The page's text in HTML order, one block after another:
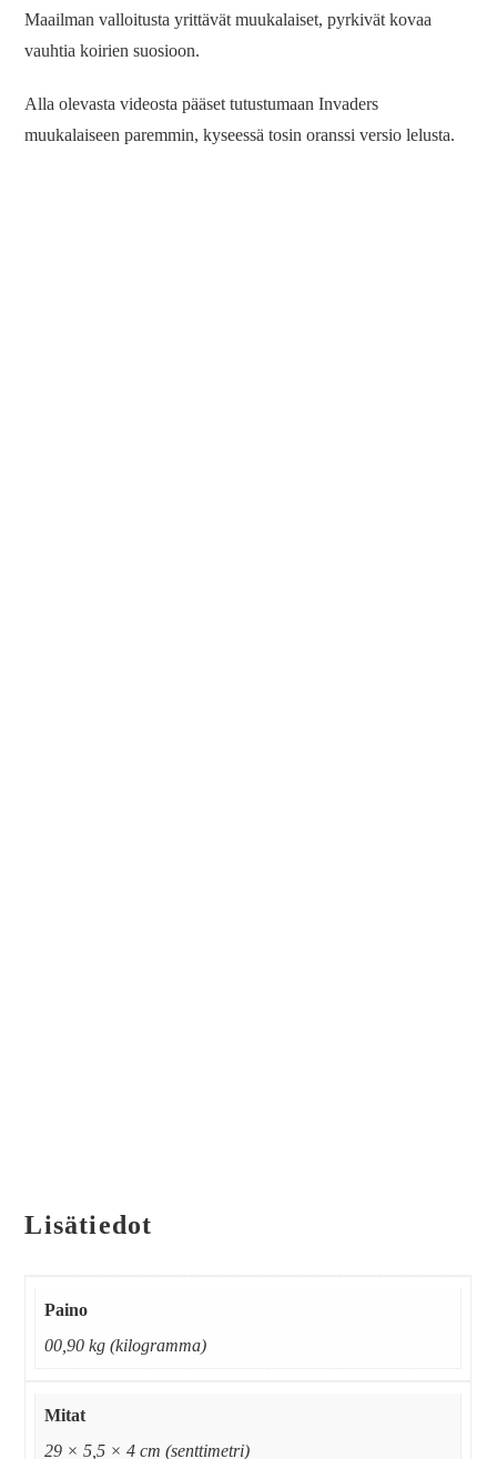
Maailman valloitusta yrittävät muukalaiset, pyrkivät kovaa
vauhtia koirien suosioon.
Alla olevasta videosta pääset tutustumaan Invaders
muukalaiseen paremmin, kyseessä tosin oranssi versio lelusta.
Lisätiedot
Paino
00,90 kg (kilogramma)
Mitat
29 × 5,5 × 4 cm (senttimetri)